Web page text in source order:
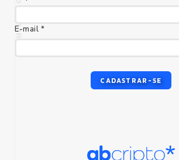
E-mail *
CADASTRAR-SE